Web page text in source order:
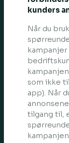
kunders
Når du
som ikke
app). Når
tilgang til,